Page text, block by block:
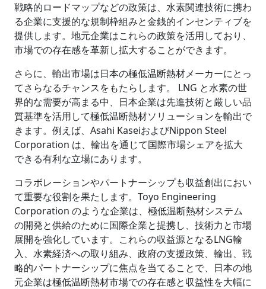
戦略的ロードマップなどの政策は、水素関連技術に携わ
る企業に支援的な規制枠組みと金銭的インセンティブを
提供します。地元企業はこれらの政策を活用しており、
市場での存在感を革新し拡大することができます。
さらに、輸出市場は日本の極低温断熱材メーカーにとっ
てさらなるチャンスをもたらします。 LNG と水素の世
界的な需要が高まる中、日本企業は先進技術と厳しい品
質基準を活用して極低温断熱材ソリューションを輸出で
きます。例えば、Asahi KaseiおよびNippon Steel
Corporation は、輸出を通じて国際市場シェアを拡大​​
できる有利な立場にあります。
コラボレーションやパートナーシップも収益創出におい
て重要な役割を果たします。Toyo Engineering
Corporation のような企業は、極低温断熱材システム
の開発と供給のために国際企業と提携し、技術力と市場
展開を強化しています。これらの収益源となるLNG輸
入、水素経済への取り組み、政府の支援政策、輸出、戦
略的パートナーシップに焦点を当てることで、日本の地
元企業は極低温断熱材市場での存在感と収益性を大幅に